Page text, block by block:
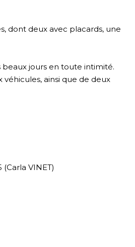
dont deux avec placards, une
jours en toute intimité.
ainsi que de deux
(Carla VINET)